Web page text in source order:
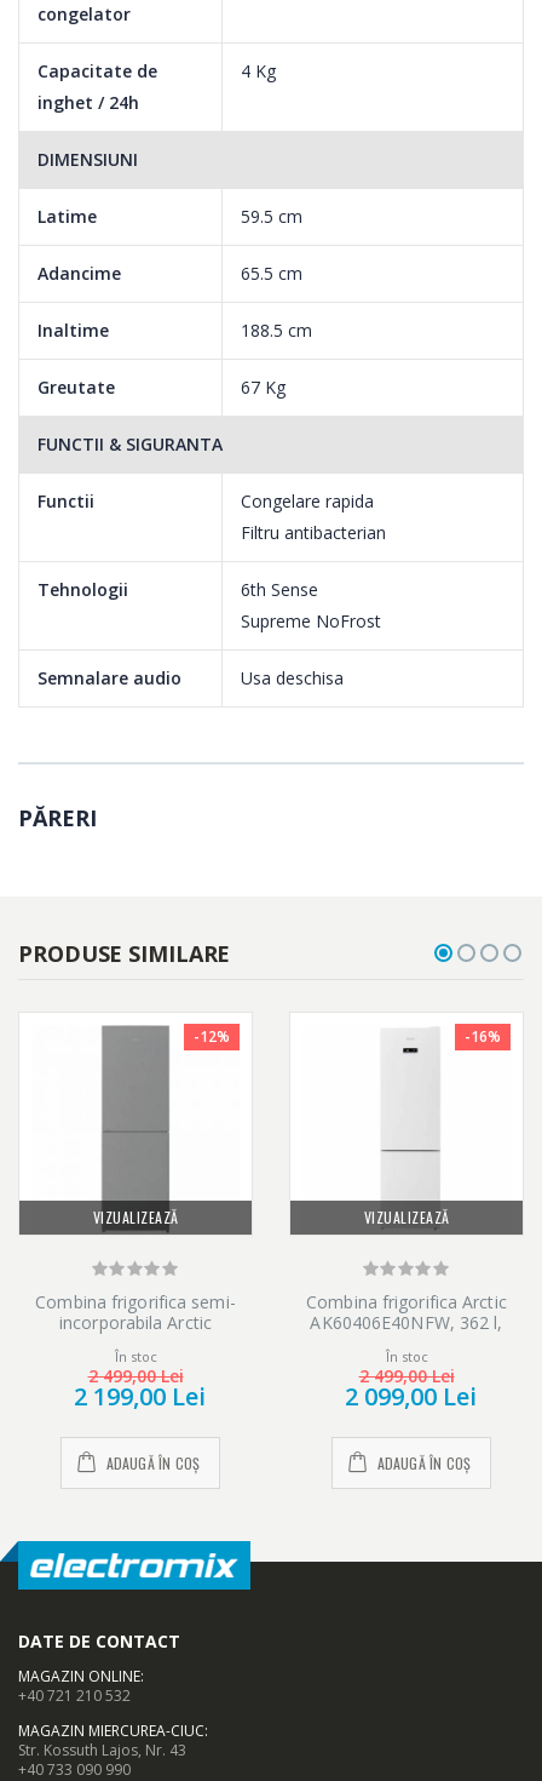
congelator
Capacitate de
inghet / 24h
4 Kg
DIMENSIUNI
Latime 59.5 cm
Adancime 65.5 cm
Inaltime 188.5 cm
Greutate 67 Kg
FUNCTII & SIGURANTA
Functii
Congelare rapida
Filtru antibacterian
Tehnologii
6th Sense
Supreme NoFrost
Semnalare audio Usa deschisa
PĂRERI
PRODUSE SIMILARE
VIZUALIZEAZĂ
-12%
Combina frigorifica semi-
incorporabila Arctic
AK60386M40NFMT, 358 l,
Full No Frost, Air Flow Dual
Tech, H 202 cm, Clasa E,
Metal Look
În stoc
2 499,00 Lei
2 199,00 Lei
ADAUGĂ ÎN COȘ
VIZUALIZEAZĂ
-16%
Combina frigorifica Arctic
AK60406E40NFW, 362 l,
Clasa E, Full No Frost, Blue
Tech, Air Flow Dual Tech,
Efiline, H 202.5, Alb
În stoc
2 499,00 Lei
2 099,00 Lei
ADAUGĂ ÎN COȘ
DATE DE CONTACT
MAGAZIN ONLINE:
+40 721 210 532
MAGAZIN MIERCUREA-CIUC:
Str. Kossuth Lajos, Nr. 43
+40 733 090 990